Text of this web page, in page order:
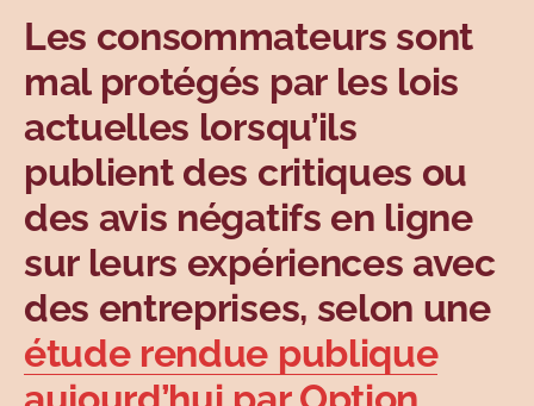
Les consommateurs sont
mal protégés par les lois
actuelles lorsqu’ils
publient des critiques ou
des avis négatifs en ligne
sur leurs expériences avec
des entreprises, selon une
étude rendue publique